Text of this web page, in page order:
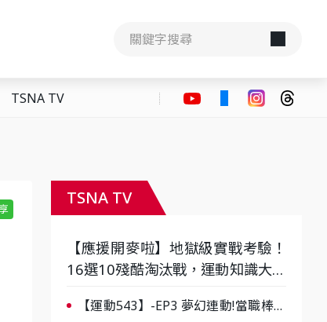
TSNA TV
TSNA TV
【應援開麥啦】地獄級實戰考驗！
16選10殘酷淘汰戰，運動知識大會
【運動543】-EP3 夢幻連動!當職棒傳